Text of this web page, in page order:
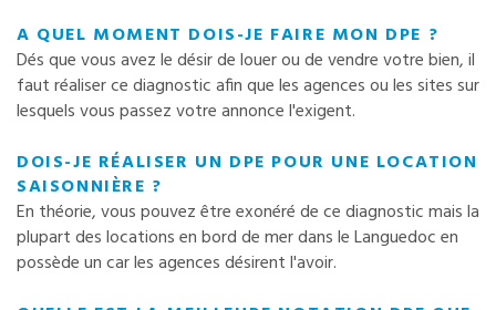
A QUEL MOMENT DOIS-JE FAIRE MON DPE ?
Dés que vous avez le désir de louer ou de vendre votre bien, il
faut réaliser ce diagnostic afin que les agences ou les sites sur
lesquels vous passez votre annonce l'exigent.
DOIS-JE RÉALISER UN DPE POUR UNE LOCATION
SAISONNIÈRE ?
En théorie, vous pouvez être exonéré de ce diagnostic mais la
plupart des locations en bord de mer dans le Languedoc en
possède un car les agences désirent l'avoir.